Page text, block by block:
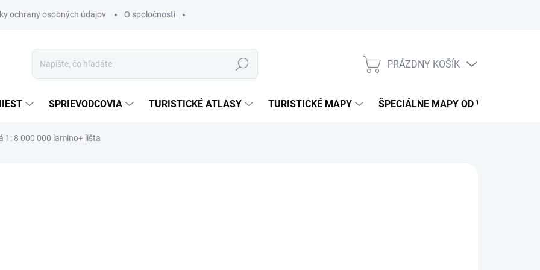
ochrany osobných údajov O spoločnosti
Hľadať
NÁKUPNÝ
PRÁZDNY KOŠÍK
SPRIEVODCOVIA TURISTICKÉ ATLASY TURISTICKÉ MAPY ŠPECIÁLNE MAPY OD VKÚ
1: 8 000 000 lamino+ lišta